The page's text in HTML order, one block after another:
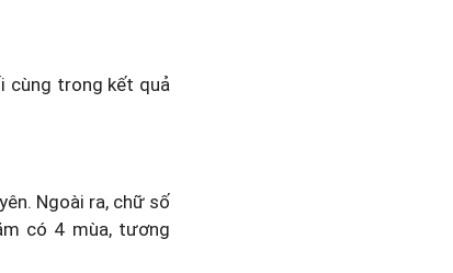
cùng trong kết quả
Ngoài ra, chữ số
có 4 mùa, tương